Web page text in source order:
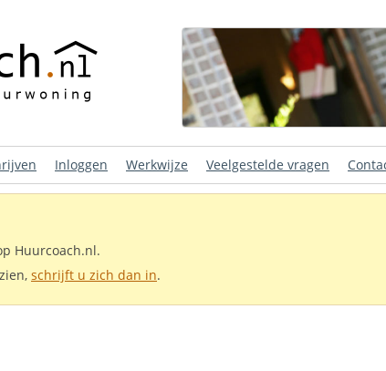
Inloggen Werkwijze Veelgestelde vragen
Huurcoach.nl.
schrijft u zich dan in.